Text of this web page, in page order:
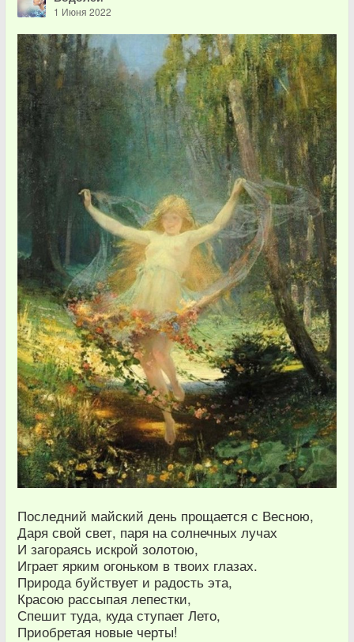
1 Июня 2022
Последний майский день прощается с Весною,
Даря свой свет, паря на солнечных лучах
И загораясь искрой золотою,
Играет ярким огоньком в твоих глазах.
Природа буйствует и радость эта,
Красою рассыпая лепестки,
Спешит туда, куда ступает Лето,
Приобретая новые черты!